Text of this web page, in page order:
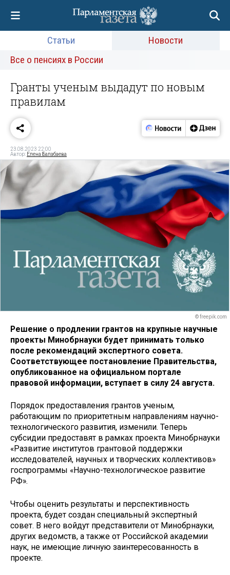
Статьи
Новости
Все о пенсиях в России
Гранты ученым выдадут по новым
правилам
23.08.2023 22:00
Автор: Елена Балабаева
© freepik.com
Решение о продлении грантов на крупные научные
проекты Минобрнауки будет принимать только
после рекомендаций экспертного совета.
Соответствующее постановление Правительства,
опубликованное на официальном портале
правовой информации, вступает в силу 24 августа.
Порядок предоставления грантов ученым,
работающим по приоритетным направлениям научно-
технологического развития, изменили. Теперь
субсидии предоставят в рамках проекта Минобрнауки
«Развитие институтов грантовой поддержки
исследователей, научных и творческих коллективов»
госпрограммы «Научно-технологическое развитие
РФ».
Чтобы оценить результаты и перспективность
проекта, будет создан специальный экспертный
совет. В него войдут представители от Минобрнауки,
других ведомств, а также от Российской академии
наук, не имеющие личную заинтересованность в
проекте.